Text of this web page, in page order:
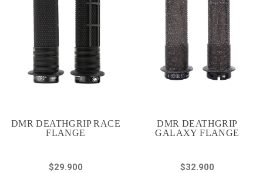
DMR DEATHGRIP RACE
FLANGE
$29.900
DMR DEATHGRIP
GALAXY FLANGE
$32.900